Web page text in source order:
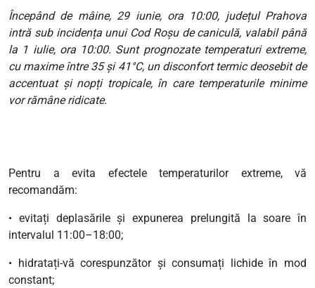
Începând de mâine, 29 iunie, ora 10:00, județul Prahova
intră sub incidența unui Cod Roșu de caniculă, valabil până
la 1 iulie, ora 10:00. Sunt prognozate temperaturi extreme,
cu maxime între 35 și 41°C, un disconfort termic deosebit de
accentuat și nopți tropicale, în care temperaturile minime
vor rămâne ridicate.
Pentru a evita efectele temperaturilor extreme, vă
recomandăm:
• evitați deplasările și expunerea prelungită la soare în
intervalul 11:00–18:00;
• hidratați-vă corespunzător și consumați lichide în mod
constant;